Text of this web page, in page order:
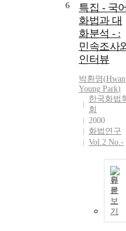
6
특집 - 국
화법과 대
화분석 - :
민속조사
인터뷰
박환영(Hwan
Young Park)
한국화법
회
2000
화법연구
Vol.2 No.-
원
문
보
기